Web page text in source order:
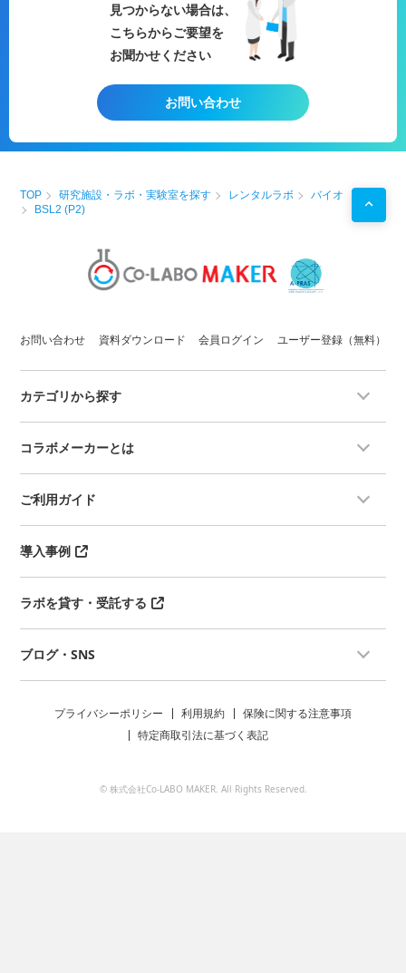
見つからない場合は、
こちらからご要望を
お聞かせください
お問い合わせ
TOP 研究施設・ラボ・実験室を探す レンタルラボ
バイオ
BSL2 (P2)
お問い合わせ 資料ダウンロード 会員ログイン ユーザー登録（無料）
カテゴリから探す
コラボメーカーとは
ご利用ガイド
導入事例
ラボを貸す・受託する
ブログ・SNS
プライバシーポリシー 利用規約
保険に関する注意事項
特定商取引法に基づく表記
© 株式会社Co-LABO MAKER. All Rights Reserved.